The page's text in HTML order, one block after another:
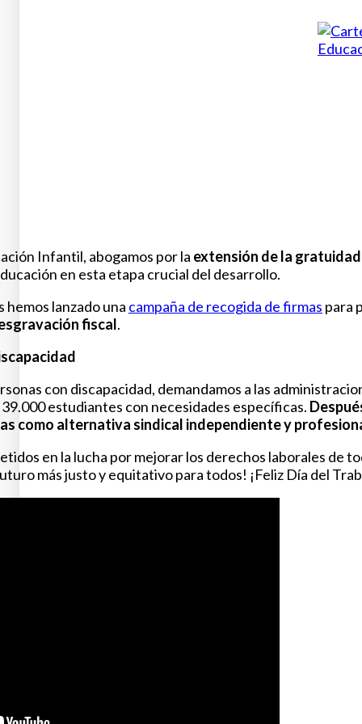
Infantil, abogamos por la extensión de la
en esta etapa crucial del desarrollo.
hemos lanzado una campaña de recogida de firmas para
fiscal.
con discapacidad, demandamos a las
estudiantes con necesidades específicas.
como alternativa sindical independiente y
en la lucha por mejorar los derechos laborales de
más justo y equitativo para todos! ¡Feliz Día del